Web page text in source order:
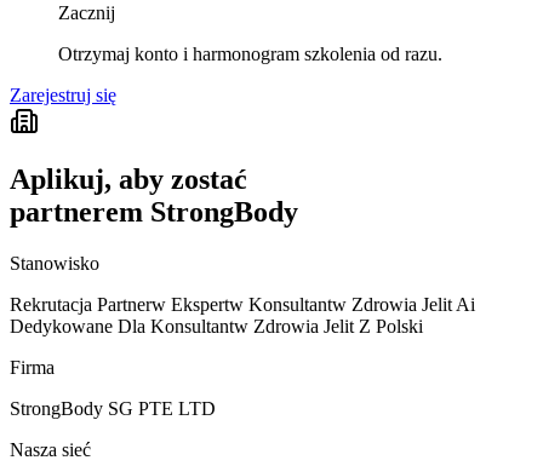
Zacznij
Otrzymaj konto i harmonogram szkolenia od razu.
Zarejestruj się
Aplikuj, aby zostać
partnerem StrongBody
Stanowisko
Rekrutacja Partnerw Ekspertw Konsultantw Zdrowia Jelit Ai
Dedykowane Dla Konsultantw Zdrowia Jelit Z Polski
Firma
StrongBody SG PTE LTD
Nasza sieć